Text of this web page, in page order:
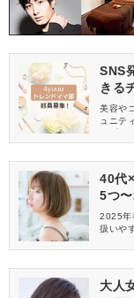
SNS
きる
員募
美容や
ュニテ
信して
40代
5つ
2025年
扱いや
考にし
大人